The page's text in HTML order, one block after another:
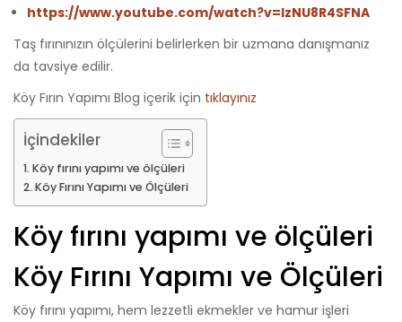
https://www.youtube.com/watch?v=IzNU8R4SFNA
Taş fırınınızın ölçülerini belirlerken bir uzmana danışmanız
da tavsiye edilir.
Köy Fırın Yapımı Blog içerik için tıklayınız
İçindekiler
Köy fırını yapımı ve ölçüleri
Köy Fırını Yapımı ve Ölçüleri
Köy fırını yapımı ve ölçüleri
Köy Fırını Yapımı ve Ölçüleri
Köy fırını yapımı, hem lezzetli ekmekler ve hamur işleri